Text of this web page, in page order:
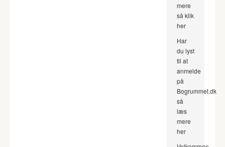
mere
så klik
her
Har
du lyst
til at
anmelde
på
Bogrummet.dk
så
læs
mere
her